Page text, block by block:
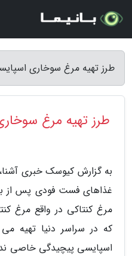
طرز تهیه مرغ سوخاری
طرز تهیه مرغ
به گزارش کیوسک خبری
غذاهای فست فودی پس از
مرغ کنتاکی در واقع مرغ
که در سراسر دنیا تهیه
اسپایسی پیچیدگی خاصی